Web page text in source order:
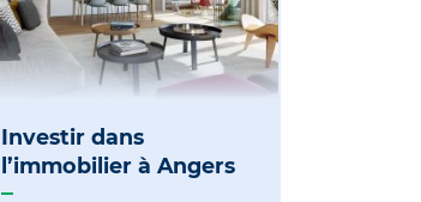
Investir dans
l’immobilier à Angers